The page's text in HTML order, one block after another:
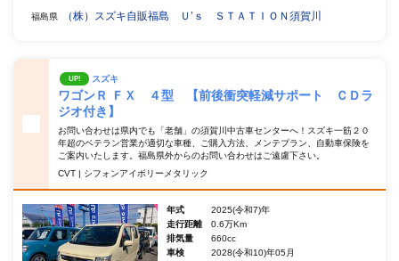
福島県 （株）スズキ自販福島 Ｕ’ｓ ＳＴＡＴＩＯＮ須賀川
UP! スズキ
ワゴンＲ ＦＸ ４型 【前後衝突軽減サポート ＣＤラ
ジオ付き】
お問い合わせは県内でも「老舗」の須賀川中古車センターへ！スズキ一筋２０
年超のベテラン営業が適切な車種、ご購入方法、メンテプラン、自動車保険を
ご案内いたします。福島県外からのお問い合わせはご遠慮下さい。
CVT | シフォンアイボリーメタリック
年式
2025(令和7)年
走行距離
0.6万Km
排気量
660cc
車検
2028(令和10)年05月